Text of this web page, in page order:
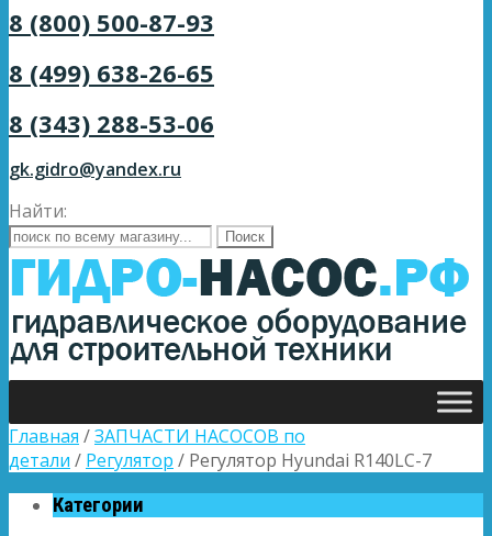
8 (800) 500-87-93
8 (499) 638-26-65
8 (343) 288-53-06
gk.gidro@yandex.ru
Найти:
Главная /ЗАПЧАСТИ НАСОСОВ по
детали / Регулятор / Регулятор Hyundai R140LC-7
Категории